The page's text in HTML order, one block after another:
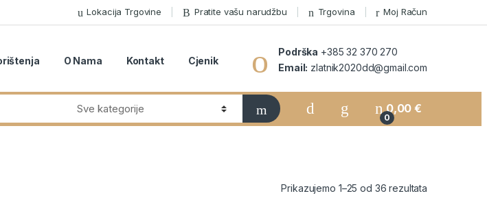
Lokacija Trgovine Pratite vašu narudžbu Trgovina Moj Račun
O Nama Kontakt Cjenik
Podrška +385 32 370 270
Email: zlatnik2020dd@gmail.com
0
0,00€
Prikazujemo 1–25 od 36 rezultata